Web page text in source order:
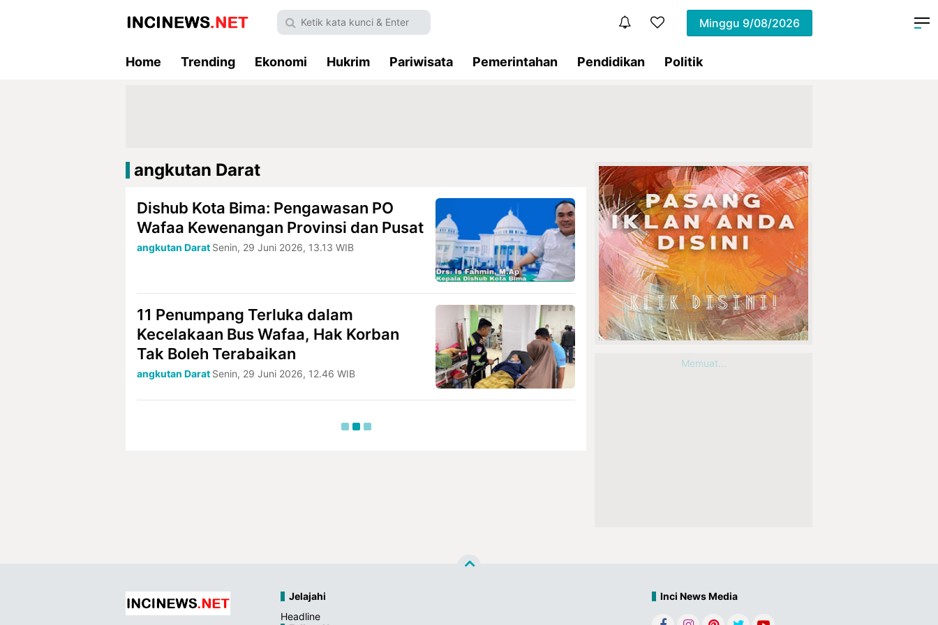
Minggu 9/08/2026
Home Trending Ekonomi Hukrim Pariwisata Pemerintahan Pendidikan Politik
angkutan Darat
Dishub Kota Bima: Pengawasan PO
Wafaa Kewenangan Provinsi dan Pusat
angkutan Darat Senin, 29 Juni 2026, 13.13 WIB
11 Penumpang Terluka dalam
Kecelakaan Bus Wafaa, Hak Korban
Tak Boleh Terabaikan
angkutan Darat Senin, 29 Juni 2026, 12.46 WIB
Memuat...
Jelajahi
Headline
Inci News Media